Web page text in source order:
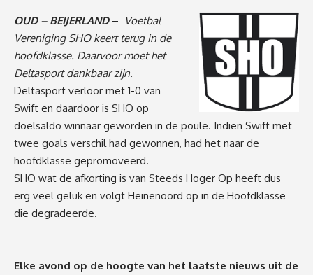
OUD – BEIJERLAND– Voetbal
Vereniging SHO keert terug in de
hoofdklasse. Daarvoor moet het
Deltasport dankbaar zijn.
Deltasport verloor met 1-0 van
Swift en daardoor is SHO op
doelsaldo winnaar geworden in de poule. Indien Swift met
twee goals verschil had gewonnen, had het naar de
hoofdklasse gepromoveerd.
SHO wat de afkorting is van Steeds Hoger Op heeft dus
erg veel geluk en volgt Heinenoord op in de Hoofdklasse
die degradeerde.
Elke avond op de hoogte van het laatste nieuws uit de